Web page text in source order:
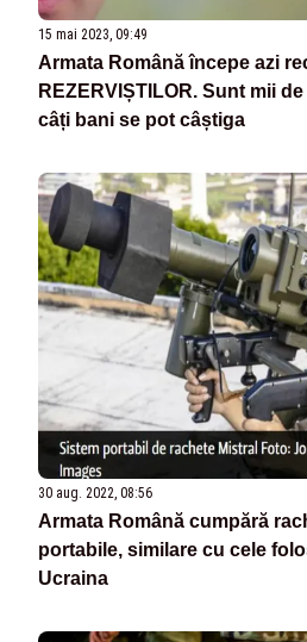
15 mai 2023, 09:49
Armata Română începe azi
REZERVIȘTILOR. Sunt mii
câți bani se pot câștiga
30 aug. 2022, 08:56
Armata Română cumpără
portabile, similare cu cele
Ucraina